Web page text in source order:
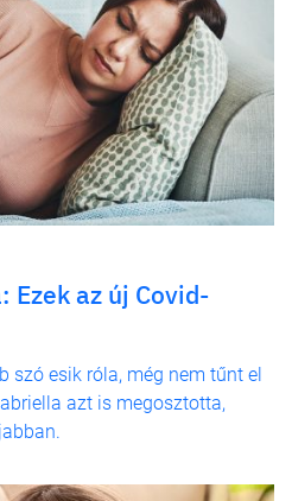
Ezek az új Covid-
szó esik róla, még nem tűnt el
azt is megosztotta,